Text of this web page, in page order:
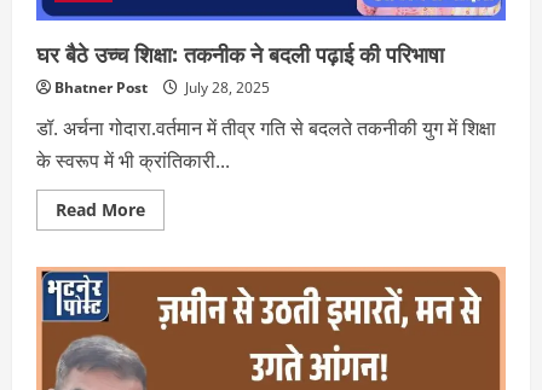
घर बैठे उच्च शिक्षा: तकनीक ने बदली पढ़ाई की परिभाषा
Bhatner Post July 28, 2025
डॉ. अर्चना गोदारा.वर्तमान में तीव्र गति से बदलते तकनीकी युग में शिक्षा
के स्वरूप में भी क्रांतिकारी...
Read MoreRead
more
बैठे
उच्च
शिक्षा:
तकनीक
बदली
पढ़ाई